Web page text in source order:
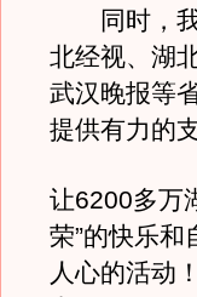
同时，我
北经视、湖
武汉晚报等
提供有力的支
让6200多万
荣”的快乐
人心的活动